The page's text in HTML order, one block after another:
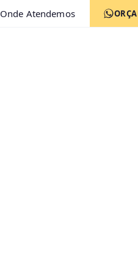
Onde Atendemos